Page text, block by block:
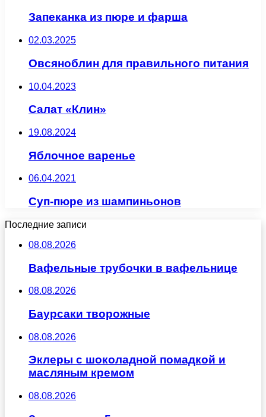
Запеканка из пюре и фарша
02.03.2025
Овсяноблин для правильного питания
10.04.2023
Салат «Клин»
19.08.2024
Яблочное варенье
06.04.2021
Суп-пюре из шампиньонов
Последние записи
08.08.2026
Вафельные трубочки в вафельнице
08.08.2026
Баурсаки творожные
08.08.2026
Эклеры с шоколадной помадкой и
масляным кремом
08.08.2026